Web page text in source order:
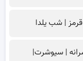
| شب یلدا
| سیوشرت|